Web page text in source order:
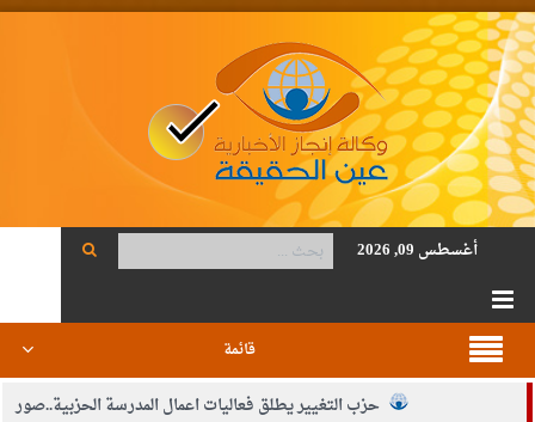
أغسطس 09, 2026
قائمة
حزب التغيير يطلق فعاليات اعمال المدرسة الحزبية..صور